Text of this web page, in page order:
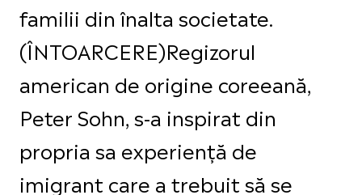
familii din înalta societate.
(ÎNTOARCERE)Regizorul
american de origine coreeană,
Peter Sohn, s-a inspirat din
propria sa experiență de
imigrant care a trebuit să se